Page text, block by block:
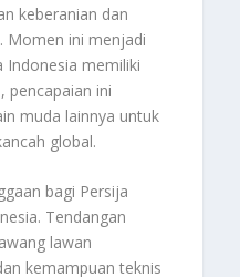
keberanian dan
Momen ini menjadi
Indonesia memiliki
pencapaian ini
muda lainnya untuk
global.
bagi Persija
Tendangan
lawan
kemampuan teknis